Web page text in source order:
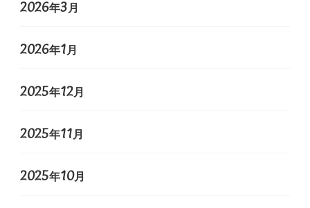
2026年3月
2026年1月
2025年12月
2025年11月
2025年10月